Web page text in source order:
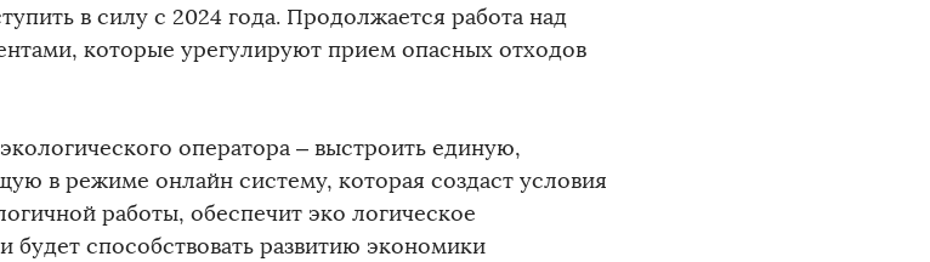
в силу с 2024 года. Продолжается работа над
которые урегулируют прием опасных отходов
оператора – выстроить единую,
в режиме онлайн систему, которая создаст условия
работы, обеспечит эко логическое
будет способствовать развитию экономики